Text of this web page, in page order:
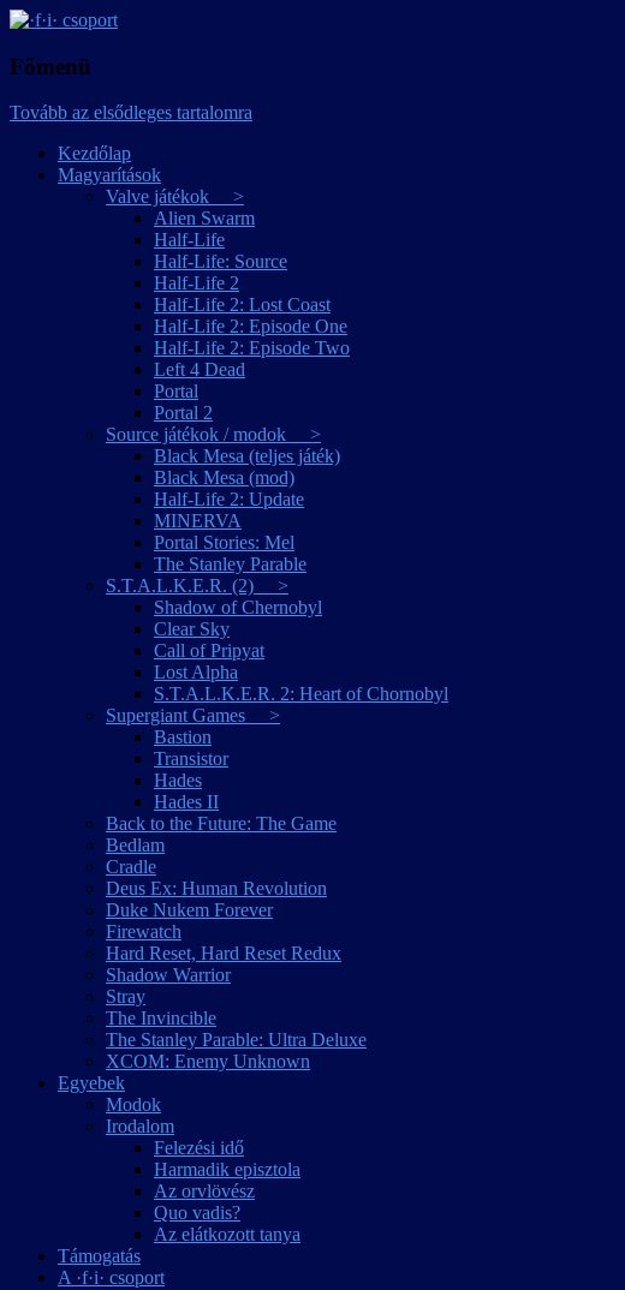
·f·i· csoport
Főmenü
Tovább az elsődleges tartalomra
Kezdőlap
Magyarítások
Valve játékok >
Alien Swarm
Half-Life
Half-Life: Source
Half-Life 2
Half-Life 2: Lost Coast
Half-Life 2: Episode One
Half-Life 2: Episode Two
Left 4 Dead
Portal
Portal 2
Source játékok / modok >
Black Mesa (teljes játék)
Black Mesa (mod)
Half-Life 2: Update
MINERVA
Portal Stories: Mel
The Stanley Parable
S.T.A.L.K.E.R. (2) >
Shadow of Chernobyl
Clear Sky
Call of Pripyat
Lost Alpha
S.T.A.L.K.E.R. 2: Heart of Chornobyl
Supergiant Games >
Bastion
Transistor
Hades
Hades II
Back to the Future: The Game
Bedlam
Cradle
Deus Ex: Human Revolution
Duke Nukem Forever
Firewatch
Hard Reset, Hard Reset Redux
Shadow Warrior
Stray
The Invincible
The Stanley Parable: Ultra Deluxe
XCOM: Enemy Unknown
Egyebek
Modok
Irodalom
Felezési idő
Harmadik episztola
Az orvlövész
Quo vadis?
Az elátkozott tanya
Támogatás
A ·f·i· csoport